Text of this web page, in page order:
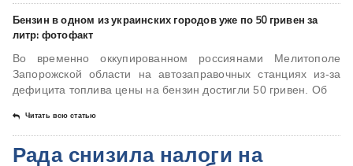
Бензин в одном из украинских городов уже по 50 гривен за
литр: фотофакт
Во временно оккупированном россиянами Мелитополе
Запорожской области на автозаправочных станциях из-за
дефицита топлива цены на бензин достигли 50 гривен. Об
Читать всю статью
Рада снизила налоги на